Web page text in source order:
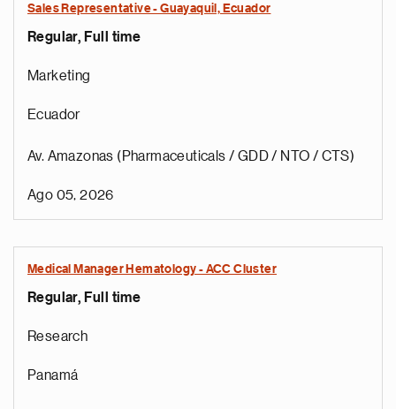
Sales Representative - Guayaquil, Ecuador
Regular, Full time
Marketing
Ecuador
Av. Amazonas (Pharmaceuticals / GDD / NTO / CTS)
Ago 05, 2026
Medical Manager Hematology - ACC Cluster
Regular, Full time
Research
Panamá